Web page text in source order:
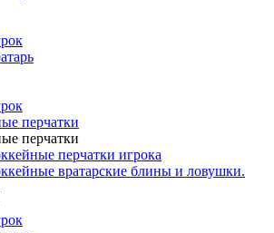
перчатки
перчатки
перчатки игрока
вратарские блины и ловушки.